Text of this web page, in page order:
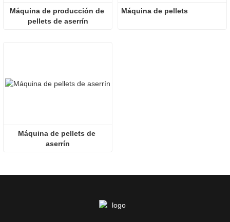
Máquina de producción de
pellets de aserrín
Máquina de pellets
Máquina de pellets de
aserrín